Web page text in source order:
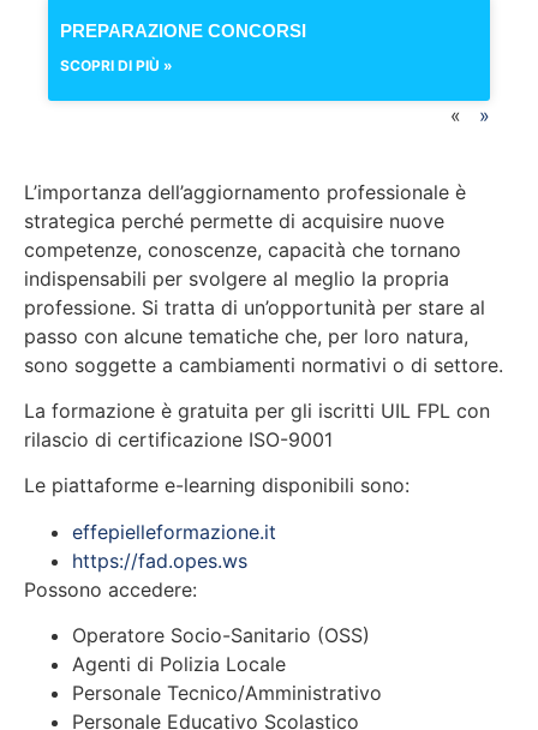
PREPARAZIONE CONCORSI
SCOPRI DI PIÙ »
« »
L’importanza dell’aggiornamento professionale è
strategica perché permette di acquisire nuove
competenze, conoscenze, capacità che tornano
indispensabili per svolgere al meglio la propria
professione. Si tratta di un’opportunità per stare al
passo con alcune tematiche che, per loro natura,
sono soggette a cambiamenti normativi o di settore.
La formazione è gratuita per gli iscritti UIL FPL con
rilascio di certificazione ISO-9001
Le piattaforme e-learning disponibili sono:
effepielleformazione.it
https://fad.opes.ws
Possono accedere:
Operatore Socio-Sanitario (OSS)
Agenti di Polizia Locale
Personale Tecnico/Amministrativo
Personale Educativo Scolastico